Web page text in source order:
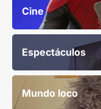
Cine
Espectáculos
Mundo loco